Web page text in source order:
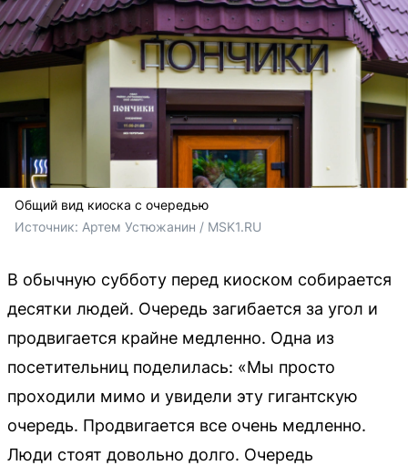
Общий вид киоска с очередью
Источник: Артем Устюжанин / MSK1.RU
В обычную субботу перед киоском собирается
десятки людей. Очередь загибается за угол и
продвигается крайне медленно. Одна из
посетительниц поделилась: «Мы просто
проходили мимо и увидели эту гигантскую
очередь. Продвигается все очень медленно.
Люди стоят довольно долго. Очередь